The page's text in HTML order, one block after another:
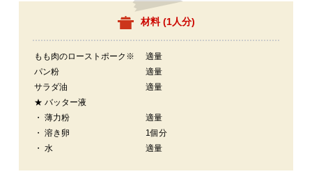
材料 (1人分)
もも肉のローストポーク※
適量
パン粉
適量
サラダ油
適量
★ バッター液
・ 薄力粉
適量
・ 溶き卵
1個分
・ 水
適量